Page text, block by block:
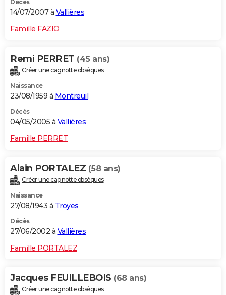
Décès
14/07/2007 à Vallières
Famille FAZIO
Remi PERRET (45 ans)
Créer une cagnotte obsèques
Naissance
23/08/1959 à Montreuil
Décès
04/05/2005 à Vallières
Famille PERRET
Alain PORTALEZ (58 ans)
Créer une cagnotte obsèques
Naissance
27/08/1943 à Troyes
Décès
27/06/2002 à Vallières
Famille PORTALEZ
Jacques FEUILLEBOIS (68 ans)
Créer une cagnotte obsèques